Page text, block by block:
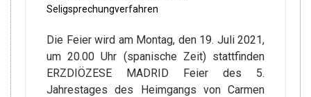
Seligsprechungverfahren
Die Feier wird am Montag, den 19. Juli 2021,
um 20.00 Uhr (spanische Zeit) stattfinden
ERZDIÖZESE MADRID Feier des 5.
Jahrestages des Heimgangs von Carmen